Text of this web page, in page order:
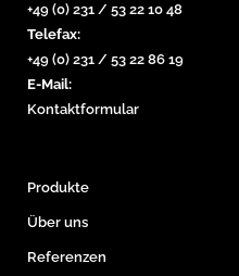
+49 (0) 231 / 53 22 10 48
Telefax:
+49 (0) 231 / 53 22 86 19
E-Mail:
Kontaktformular
Produkte
Über uns
Referenzen